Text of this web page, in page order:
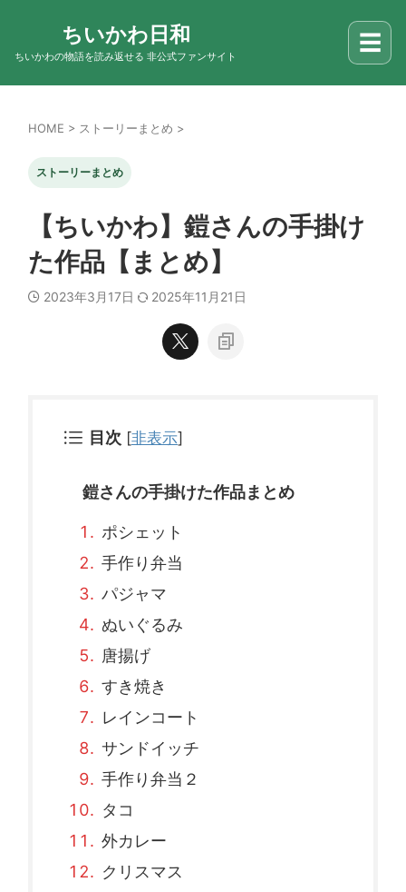
ちいかわ日和
ちいかわの物語を読み返せる 非公式ファンサイト ☰
HOME > ストーリーまとめ >
ストーリーまとめ
【ちいかわ】鎧さんの手掛け
た作品【まとめ】
2023年3月17日 2025年11月21日
目次 [非表示]
鎧さんの手掛けた作品まとめ
ポシェット
手作り弁当
パジャマ
ぬいぐるみ
唐揚げ
すき焼き
レインコート
サンドイッチ
手作り弁当２
タコ
外カレー
クリスマス